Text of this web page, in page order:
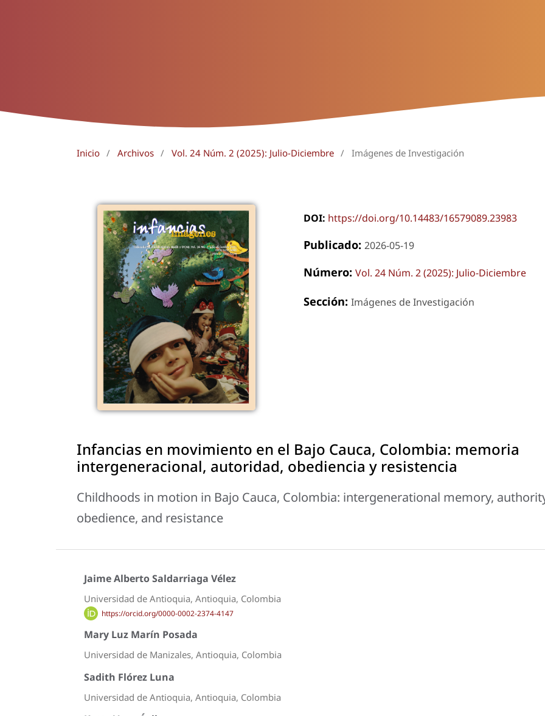
Inicio / Archivos / Vol. 24 Núm. 2 (2025): Julio-Diciembre / Imágenes de Investigación
DOI: https://doi.org/10.14483/16579089.23983
Publicado: 2026-05-19
Número: Vol. 24 Núm. 2 (2025): Julio-Diciembre
Sección: Imágenes de Investigación
Infancias en movimiento en el Bajo Cauca, Colombia: memoria
intergeneracional, autoridad, obediencia y resistencia
Childhoods in motion in Bajo Cauca, Colombia: intergenerational memory,
obedience, and resistance
Jaime Alberto Saldarriaga Vélez
Universidad de Antioquia, Antioquia, Colombia
https://orcid.org/0000-0002-2374-4147
Mary Luz Marín Posada
Universidad de Manizales, Antioquia, Colombia
Sadith Flórez Luna
Universidad de Antioquia, Antioquia, Colombia